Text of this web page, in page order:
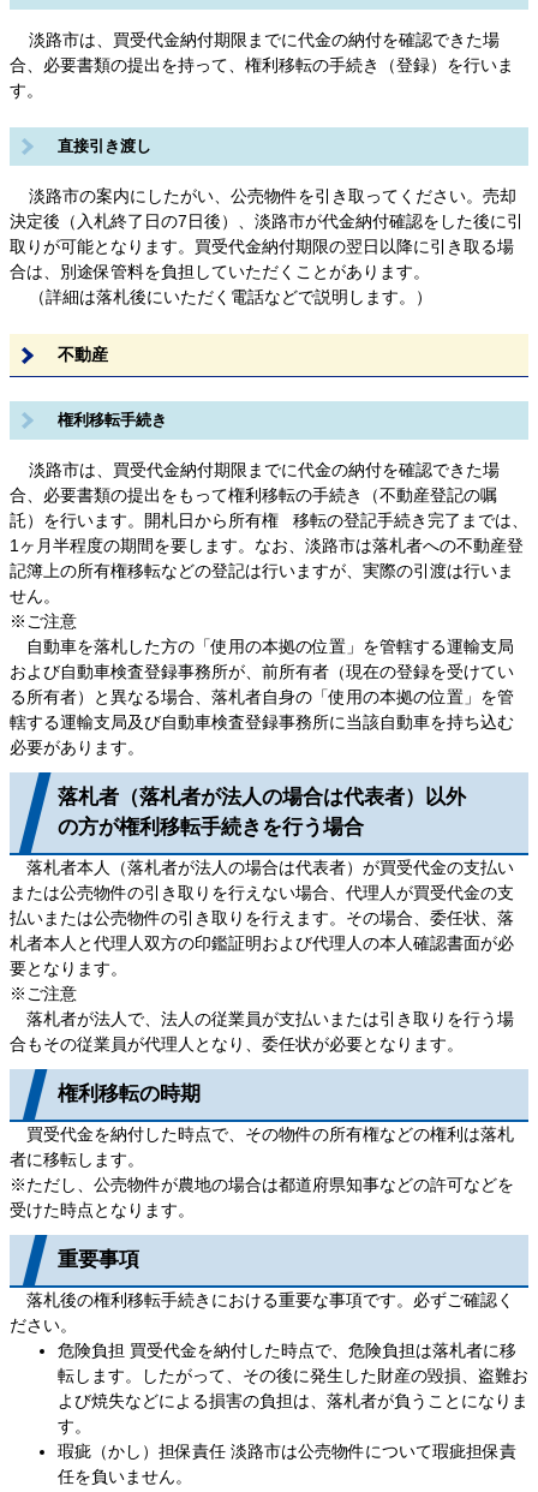
淡路市は、買受代金納付期限までに代金の納付を確認できた場
合、必要書類の提出を持って、権利移転の手続き（登録）を行いま
す。
直接引き渡し
淡路市の案内にしたがい、公売物件を引き取ってください。売却
決定後（入札終了日の7日後）、淡路市が代金納付確認をした後に引
取りが可能となります。買受代金納付期限の翌日以降に引き取る場
合は、別途保管料を負担していただくことがあります。
（詳細は落札後にいただく電話などで説明します。）
不動産
権利移転手続き
淡路市は、買受代金納付期限までに代金の納付を確認できた場
合、必要書類の提出をもって権利移転の手続き（不動産登記の嘱
託）を行います。開札日から所有権 移転の登記手続き完了までは、
1ヶ月半程度の期間を要します。なお、淡路市は落札者への不動産登
記簿上の所有権移転などの登記は行いますが、実際の引渡は行いま
せん。
※ご注意
自動車を落札した方の「使用の本拠の位置」を管轄する運輸支局
および自動車検査登録事務所が、前所有者（現在の登録を受けてい
る所有者）と異なる場合、落札者自身の「使用の本拠の位置」を管
轄する運輸支局及び自動車検査登録事務所に当該自動車を持ち込む
必要があります。
落札者（落札者が法人の場合は代表者）以外
の方が権利移転手続きを行う場合
落札者本人（落札者が法人の場合は代表者）が買受代金の支払い
または公売物件の引き取りを行えない場合、代理人が買受代金の支
払いまたは公売物件の引き取りを行えます。その場合、委任状、落
札者本人と代理人双方の印鑑証明および代理人の本人確認書面が必
要となります。
※ご注意
落札者が法人で、法人の従業員が支払いまたは引き取りを行う場
合もその従業員が代理人となり、委任状が必要となります。
権利移転の時期
買受代金を納付した時点で、その物件の所有権などの権利は落札
者に移転します。
※ただし、公売物件が農地の場合は都道府県知事などの許可などを
受けた時点となります。
重要事項
落札後の権利移転手続きにおける重要な事項です。必ずご確認く
ださい。
危険負担 買受代金を納付した時点で、危険負担は落札者に移
転します。したがって、その後に発生した財産の毀損、盗難お
よび焼失などによる損害の負担は、落札者が負うことになりま
す。
瑕疵（かし）担保責任 淡路市は公売物件について瑕疵担保責
任を負いません。